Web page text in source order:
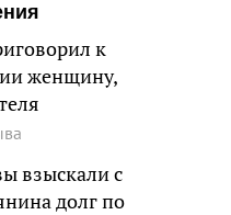
к
женщину,
взыскали с
долг по